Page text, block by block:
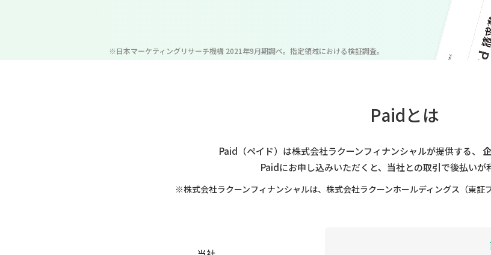
※日本マーケティングリサーチ機構 2021年9月期調べ。 指定領域における検証調査。
Paidとは
Paid（ペイド）は株式会社ラクーンフィナンシャルが提供する、
Paidにお申し込みいただくと、当社との取引で後払いが
※株式会社ラクーンフィナンシャルは、株式会社ラクーンホールディングス（東証